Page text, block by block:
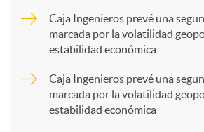
a
Caja Ingenieros prevé una
marcada por la volatilidad
estabilidad económica
Caja Ingenieros prevé una
marcada por la volatilidad
estabilidad económica